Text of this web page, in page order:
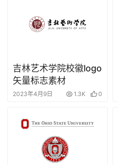
吉林艺术学院校徽logo
矢量标志素材
2023年4月9日 1.3K 0